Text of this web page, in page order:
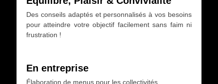
Des conseils adaptés et personnalisés à vos besoins
pour atteindre votre objectif facilement sans faim ni
frustration !
En entreprise
Élaboration de menus pour les collectivités.